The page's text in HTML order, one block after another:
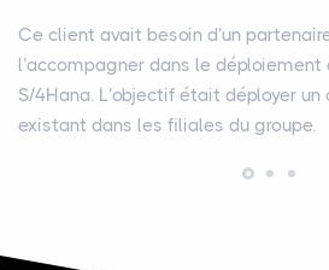
Ce client avait besoin d’un
l’accompagner dans le déploiement
S/4Hana. L’objectif était déployer un
existant dans les filiales du groupe.